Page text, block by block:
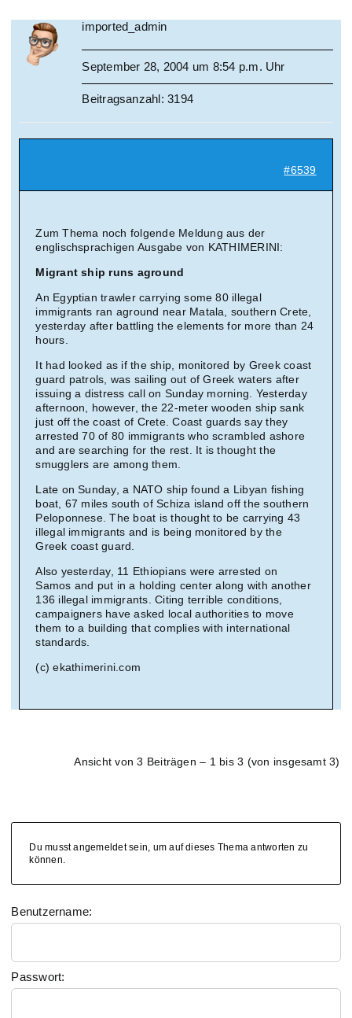
imported_admin
September 28, 2004 um 8:54 p.m. Uhr
Beitragsanzahl: 3194
#6539
Zum Thema noch folgende Meldung aus der
englischsprachigen Ausgabe von KATHIMERINI:
Migrant ship runs aground
An Egyptian trawler carrying some 80 illegal
immigrants ran aground near Matala, southern Crete,
yesterday after battling the elements for more than 24
hours.
It had looked as if the ship, monitored by Greek coast
guard patrols, was sailing out of Greek waters after
issuing a distress call on Sunday morning. Yesterday
afternoon, however, the 22-meter wooden ship sank
just off the coast of Crete. Coast guards say they
arrested 70 of 80 immigrants who scrambled ashore
and are searching for the rest. It is thought the
smugglers are among them.
Late on Sunday, a NATO ship found a Libyan fishing
boat, 67 miles south of Schiza island off the southern
Peloponnese. The boat is thought to be carrying 43
illegal immigrants and is being monitored by the
Greek coast guard.
Also yesterday, 11 Ethiopians were arrested on
Samos and put in a holding center along with another
136 illegal immigrants. Citing terrible conditions,
campaigners have asked local authorities to move
them to a building that complies with international
standards.
(c) ekathimerini.com
Ansicht von 3 Beiträgen – 1 bis 3 (von insgesamt 3)
Du musst angemeldet sein, um auf dieses Thema antworten zu
können.
Benutzername:
Passwort: